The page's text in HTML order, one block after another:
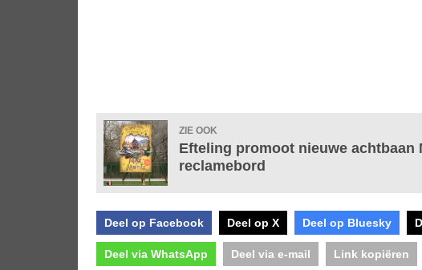
ZIE OOK
Efteling promoot nieuwe achtbaan
reclamebord
Deel op Facebook Deel op X Deel op Bluesky
Deel via WhatsApp Deel via e-mail Link kopiëren